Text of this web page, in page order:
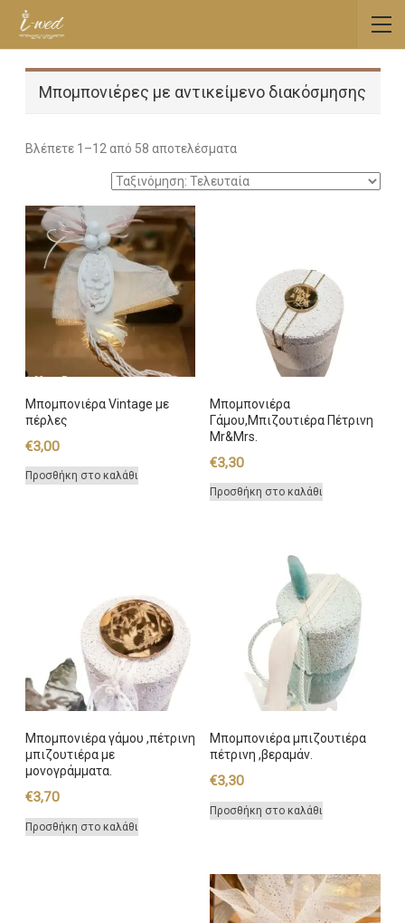
Μπομπονιέρες με αντικείμενο διακόσμησης
Βλέπετε 1–12 από 58 αποτελέσματαSorted
latest
Mπομπονιέρα Vintage με
πέρλες
€3,00
Προσθήκη στο καλάθι
Μπομπονιέρα
Γάμου,Μπιζουτιέρα Πέτρινη
Mr&Mrs.
€3,30
Προσθήκη στο καλάθι
Μπομπονιέρα γάμου ,πέτρινη
μπιζουτιέρα με
μονογράμματα.
€3,70
Προσθήκη στο καλάθι
Μπομπονιέρα μπιζουτιέρα
πέτρινη ,βεραμάν.
€3,30
Προσθήκη στο καλάθι